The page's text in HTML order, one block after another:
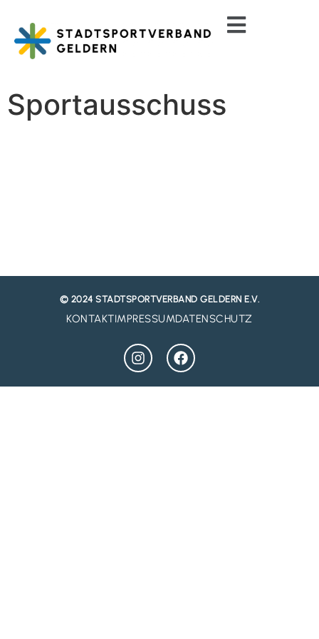
Sportausschuss
© 2024 STADTSPORTVERBAND GELDERN E.V.
KONTAKTIMPRESSUMDATENSCHUTZ